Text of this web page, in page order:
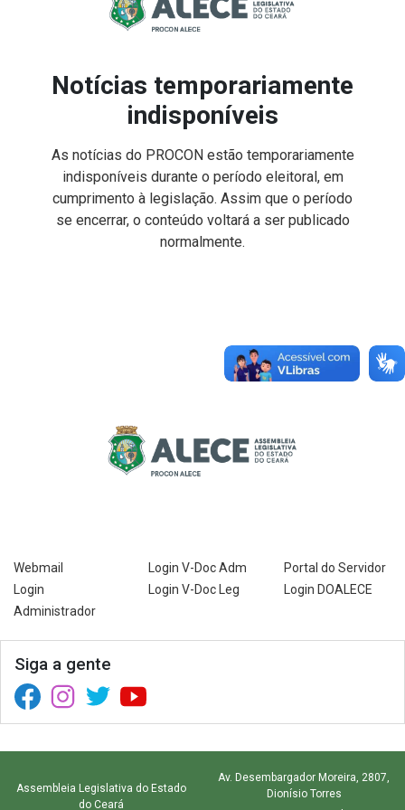
Notícias temporariamente
indisponíveis
As notícias do PROCON estão temporariamente
indisponíveis durante o período eleitoral, em
cumprimento à legislação. Assim que o período
se encerrar, o conteúdo voltará a ser publicado
normalmente.
Webmail
Login
Administrador
Login V-Doc Adm
Login V-Doc Leg
Portal do Servidor
Login DOALECE
Siga a gente
Facebook (abre em nova janela)
Instagram (abre em nova janela)
Twitter (abre em nova janela)
YouTube (abre em nova janela)
Assembleia Legislativa do Estado
do Ceará
Av. Desembargador Moreira, 2807,
Dionísio Torres